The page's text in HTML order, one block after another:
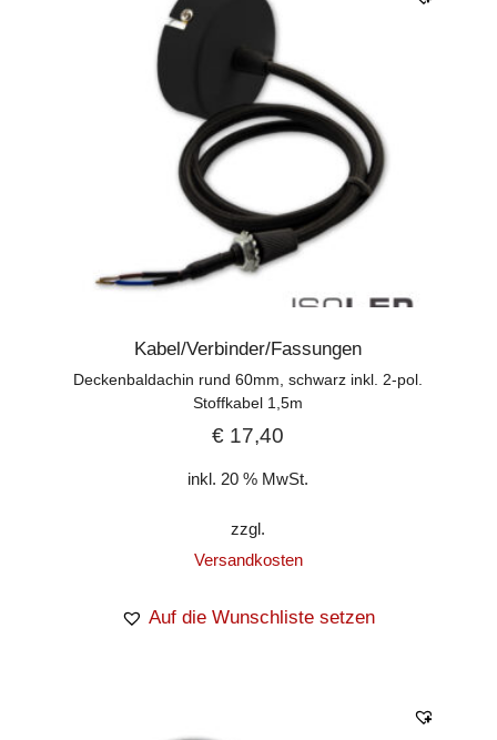
Kabel/Verbinder/Fassungen
Deckenbaldachin rund 60mm, schwarz inkl. 2-pol.
Stoffkabel 1,5m
€ 17,40
inkl. 20 % MwSt.
zzgl.
Versandkosten
Auf die Wunschliste setzen